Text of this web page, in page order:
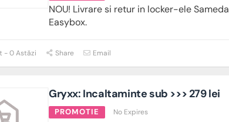
NOU! Livrare si retur in locker-ele
Easybox.
- 0 Astăzi Share Email
Gryxx: Incaltaminte sub >>> 279 lei
PROMOTIE No Expires